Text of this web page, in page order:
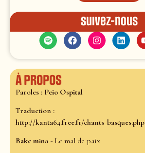
Suivez-nous
À propos
Paroles : Peio Ospital
Traduction :
http://kanta64.free.fr/chants_basques.php
Bake mina - Le mal de paix